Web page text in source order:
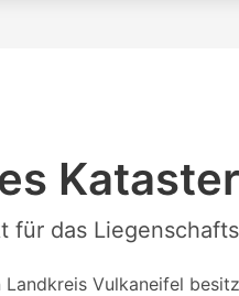
für das
Vulkaneifel